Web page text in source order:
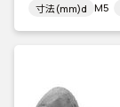
寸法(mm)d M5